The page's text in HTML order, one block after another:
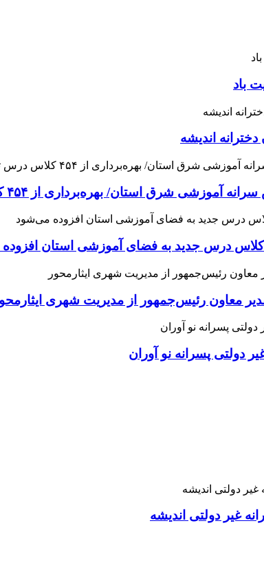
باد
اندیشه
استان/ بهره‌برداری از ۴۵۴ کلاس درس تا مهرماه
معاون رئیس‌جمهور از مدیریت شهری
پسرانه نو آوران
غیر دولتی اندیشه